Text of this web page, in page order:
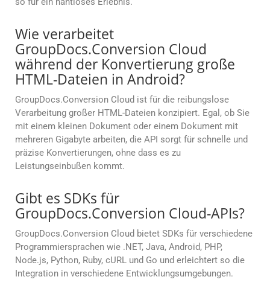
Wie verarbeitet
GroupDocs.Conversion Cloud
während der Konvertierung große
HTML-Dateien in Android?
GroupDocs.Conversion Cloud ist für die reibungslose
Verarbeitung großer HTML-Dateien konzipiert. Egal, ob Sie
mit einem kleinen Dokument oder einem Dokument mit
mehreren Gigabyte arbeiten, die API sorgt für schnelle und
präzise Konvertierungen, ohne dass es zu
Leistungseinbußen kommt.
Gibt es SDKs für
GroupDocs.Conversion Cloud-APIs?
GroupDocs.Conversion Cloud bietet SDKs für verschiedene
Programmiersprachen wie .NET, Java, Android, PHP,
Node.js, Python, Ruby, cURL und Go und erleichtert so die
Integration in verschiedene Entwicklungsumgebungen.